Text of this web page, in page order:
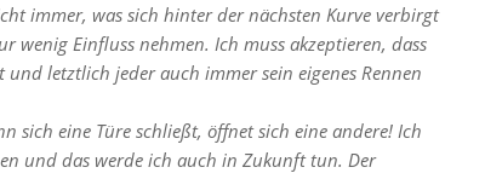
immer, was sich hinter der nächsten Kurve verbirgt
wenig Einfluss nehmen. Ich muss akzeptieren, dass
letztlich jeder auch immer sein eigenes Rennen
sich eine Türe schließt, öffnet sich eine andere! Ich
und das werde ich auch in Zukunft tun. Der